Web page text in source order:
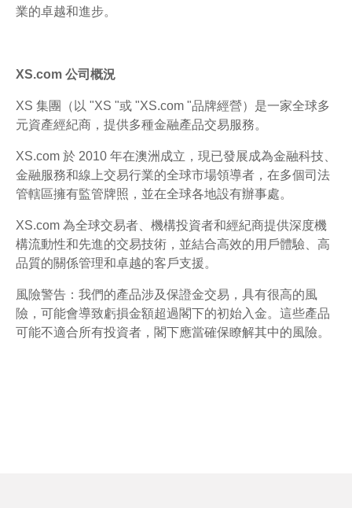
業的卓越和進步。
XS.com 公司概況
XS 集團（以 "XS "或 "XS.com "品牌經營）是一家全球多
元資產經紀商，提供多種金融產品交易服務。
XS.com 於 2010 年在澳洲成立，現已發展成為金融科技、
金融服務和線上交易行業的全球市場領導者，在多個司法
管轄區擁有監管牌照，並在全球各地設有辦事處。
XS.com 為全球交易者、機構投資者和經紀商提供深度機
構流動性和先進的交易技術，並結合高效的用戶體驗、高
品質的關係管理和卓越的客戶支援。
風險警告：我們的產品涉及保證金交易，具有很高的風
險，可能會導致虧損金額超過閣下的初始入金。這些產品
可能不適合所有投資者，閣下應當確保瞭解其中的風險。